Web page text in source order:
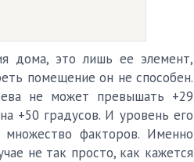
дома, это лишь ее элемент,
помещение он не способен.
не может превышать +29
+50 градусов. И уровень его
множество факторов. Именно
не так просто, как кажется